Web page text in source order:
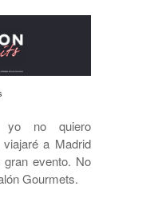
yo no quiero
a Madrid
evento. No
Gourmets.